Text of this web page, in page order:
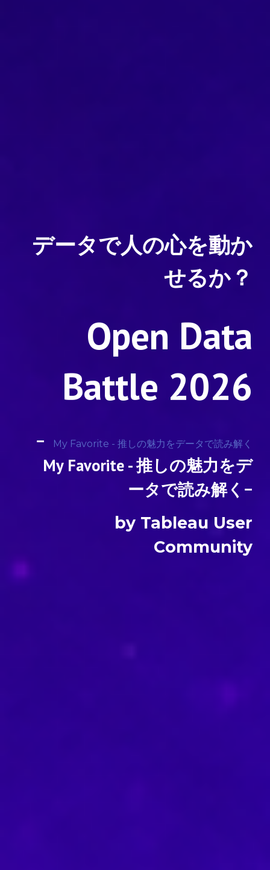
データで人の心を動か
せるか？
Open Data
Battle 2026
− My Favorite - 推しの魅力をデータで読み解く
My Favorite - 推しの魅力をデ
ータで読み解く −
by Tableau User
Community